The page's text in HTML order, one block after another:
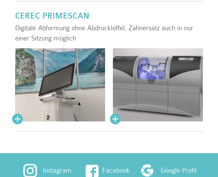
CEREC PRIMESCAN
Digitale Abformung ohne Abdrucklöffel, Zahnersatz auch in nur
einer Sitzung möglich
Instagram Facebook Google Profil